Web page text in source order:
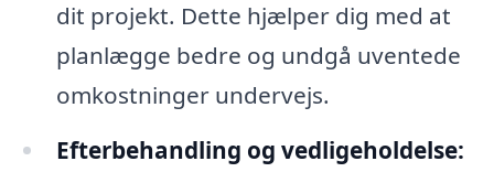
dit projekt. Dette hjælper dig med at
planlægge bedre og undgå uventede
omkostninger undervejs.
Efterbehandling og vedligeholdelse: